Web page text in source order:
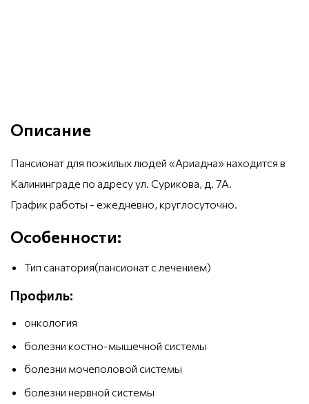
Описание
Пансионат для пожилых людей «Ариадна» находится в
Калининграде по адресу ул. Сурикова, д. 7А.
График работы - ежедневно, круглосуточно.
Особенности:
Тип санатория(пансионат с лечением)
Профиль:
онкология
болезни костно-мышечной системы
болезни мочеполовой системы
болезни нервной системы